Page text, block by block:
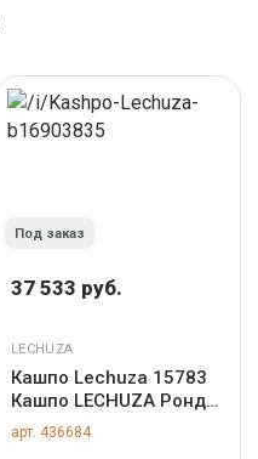
Под заказ
37 533 руб.
LECHUZA
Кашпо Lechuza 15783
Кашпо LECHUZA Рондо
32 Антрацит с
системой полива
арт. 436684